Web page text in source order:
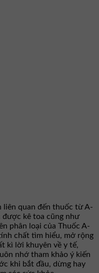
liên quan đến thuốc từ A-
được kê toa cũng như
phân loại của Thuốc A-
chất tìm hiểu, mở rộng
kì lời khuyên về y tế,
nhớ tham khảo ý kiến
khi bắt đầu, dừng hay